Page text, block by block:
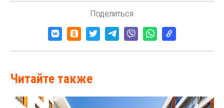
Поделиться
Читайте также